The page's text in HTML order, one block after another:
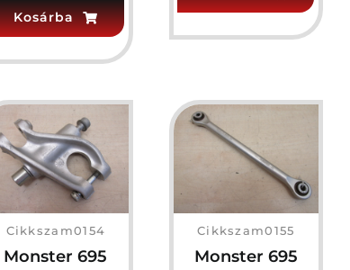
Kosárba
Cikkszam0154
Monster 695
Cikkszam0155
Monster 695